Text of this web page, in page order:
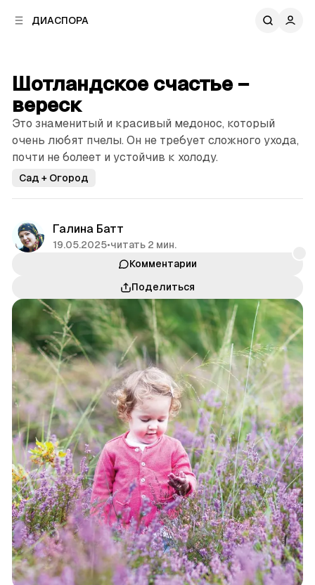
ДИАСПОРА
Шотландское счастье –
вереск
Это знаменитый и красивый медонос, который
очень любят пчелы. Он не требует сложного ухода,
почти не болеет и устойчив к холоду.
Сад + Огород
Галина Батт
19.05.2025•читать 2 мин.
Комментарии
Поделиться